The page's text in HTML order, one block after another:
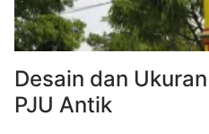
Railing Balkon Besi
Kursi Taman Besi Tempa
Ornamen Besi Tempa
Gallery Kursi Taman &
Gallery Railing Tangga
Gallery Ranjang Besi
Projects
Contact Us
Desain dan
PJU Antik